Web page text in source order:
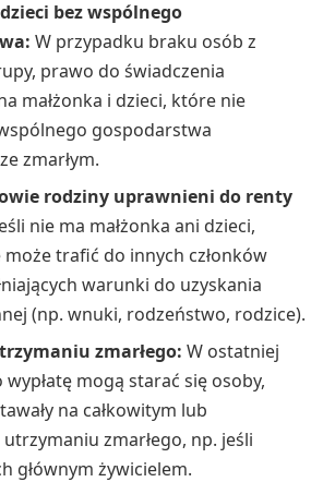
bez wspólnego
W przypadku braku osób z
prawo do świadczenia
małżonka i dzieci, które nie
gospodarstwa
zmarłym.
rodziny uprawnieni do renty
nie ma małżonka ani dzieci,
trafić do innych członków
warunki do uzyskania
(np. wnuki, rodzeństwo, rodzice).
zmarłego: W ostatniej
mogą starać się osoby,
na całkowitym lub
zmarłego, np. jeśli
głównym żywicielem.